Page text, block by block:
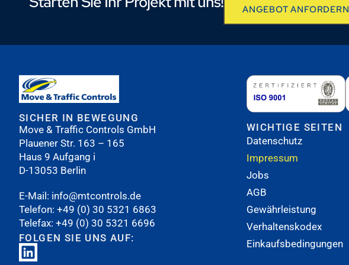
ANGEBOT ANFORDERN
SICHER IN BEWEGUNG
Move & Traffic Controls GmbH
Plauener Str. 163 – 165
Haus 9 Aufgang i
D-13053 Berlin
E-Mail: info@mtcontrols.de
Telefon: +49 (0) 30 5321 6863
Telefax: +49 (0) 30 5321 6696
FOLGEN SIE UNS AUF:
WICHTIGE SEITEN
Datenschutz
Impressum
Jobs
AGB
Gewährleistung
Verhaltenskodex
Einkaufsbedingungen